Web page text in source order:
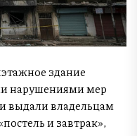
здание
нарушениями мер
выдали владельцам
и завтрак»,